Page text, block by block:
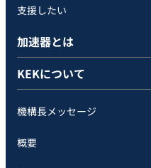
支援したい
加速器とは
KEKについて
機構長メッセージ
概要